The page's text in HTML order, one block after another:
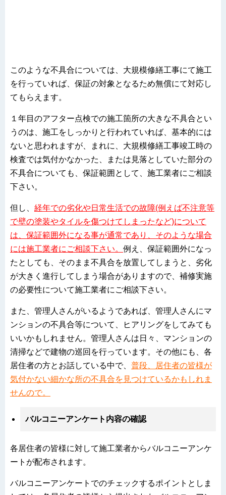
このような不具合については、大規模修繕工事にて施工
を行っていれば、保証の対象となるため無償にて対応し
てもらえます。
１年目のアフター点検での施工箇所の大きな不具合とい
うのは、施工をしっかりと行われていれば、 基本的には
ないと思われますが、まれに、大規模修繕工事竣工時の
検査では気付かなかった、または見落としていた部分の
不具合についても、保証範囲として、施工業者にご相談
下さい。
但し、 経年での劣化や日常生活での故障(例えば不注意等
で壁の塗装やタイルを傷つけてしまったなど)について
は、保証範囲外になる事が通常であり、そのような場合
には施工業者にご相談下さい。 例え、保証範囲外になっ
たとしても、そのまま不具合を放置してしまうと、劣化
が大きく進行してしまう場合がありますので、補修実施
の必要性について施工業者にご相談下さい。
また、管理人さんがいるようであれば、管理人さんにマ
ンションの不具合等について、ヒアリングをしてみても
いいかもしれません。管理人さんは日々、マンションの
清掃などで建物の巡回を行っています。その他にも、各
居住者の方とお話している中で、 普段、居住者の皆様が
気付かない細かな所の不具合を見つけているかもしれま
せんので。
バルコニーアンケート内容の確認
各居住者の皆様に対して施工業者からバルコニーアンケ
ートが配布されます。
バルコニーアンケートでのチェックするポイントとしま